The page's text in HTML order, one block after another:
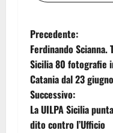
N
a
v
i
Precedente:
Ferdinando Scianna.
Sicilia 80 fotografie
Catania dal 23 giugno
Successivo:
La UILPA Sicilia
dito contro l’Ufficio